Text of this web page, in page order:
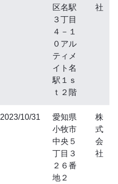
区名駅
３丁目
４－１
０アル
ティメ
イト名
駅１ｓ
ｔ２階
社
2023/10/31
愛知県
小牧市
中央５
丁目３
２６番
地２
株
式
会
社